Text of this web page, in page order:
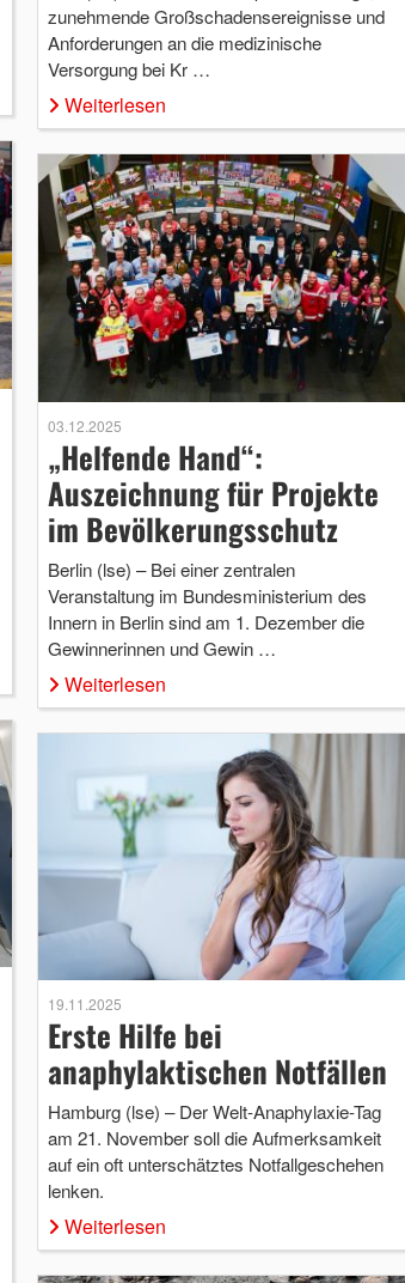
zunehmende Großschadensereignisse und
Anforderungen an die medizinische
Versorgung bei Kr …
Weiterlesen
03.12.2025
„Helfende Hand“:
Auszeichnung für Projekte
im Bevölkerungsschutz
Berlin (lse) – Bei einer zentralen
Veranstaltung im Bundesministerium des
Innern in Berlin sind am 1. Dezember die
Gewinnerinnen und Gewin …
Weiterlesen
19.11.2025
Erste Hilfe bei
anaphylaktischen Notfällen
Hamburg (lse) – Der Welt-Anaphylaxie-Tag
am 21. November soll die Aufmerksamkeit
auf ein oft unterschätztes Notfallgeschehen
lenken.
Weiterlesen